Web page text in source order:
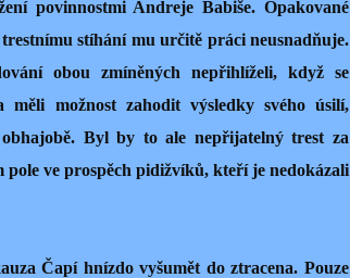
povinnostmi Andreje Babiše. Opakované
trestnímu stíhání mu určitě práci neusnadňuje.
obou zmíněných nepřihlíželi, když se
měli možnost zahodit výsledky svého úsilí,
Byl by to ale nepřijatelný trest za
pole ve prospěch pidižvíků, kteří je nedokázali
Čapí hnízdo vyšumět do ztracena. Pouze